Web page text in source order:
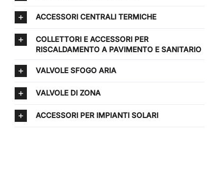
ACCESSORI CENTRALI TERMICHE
COLLETTORI E ACCESSORI PER
RISCALDAMENTO A PAVIMENTO E SANITARIO
VALVOLE SFOGO ARIA
VALVOLE DI ZONA
ACCESSORI PER IMPIANTI SOLARI